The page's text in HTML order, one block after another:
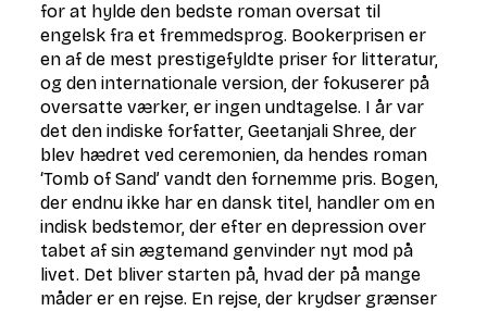
for at hylde den bedste roman oversat til
engelsk fra et fremmedsprog. Bookerprisen er
en af de mest prestigefyldte priser for litteratur,
og den internationale version, der fokuserer på
oversatte værker, er ingen undtagelse. I år var
det den indiske forfatter, Geetanjali Shree, der
blev hædret ved ceremonien, da hendes roman
‘Tomb of Sand’ vandt den fornemme pris. Bogen,
der endnu ikke har en dansk titel, handler om en
indisk bedstemor, der efter en depression over
tabet af sin ægtemand genvinder nyt mod på
livet. Det bliver starten på, hvad der på mange
måder er en rejse. En rejse, der krydser grænser